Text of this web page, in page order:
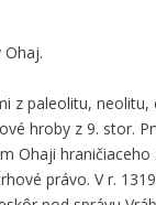
z paleolitu,
hroby z 9. stor.
Ohaji
právo. V r.